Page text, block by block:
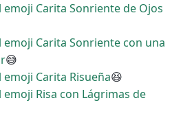
Carita Sonriente de Ojos
Carita Sonriente con una
😅
Carita Risueña😆
Risa con Lágrimas de